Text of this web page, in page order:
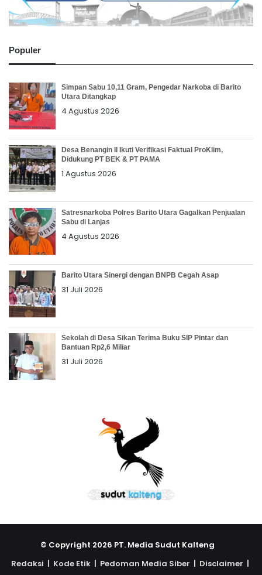
Populer
Simpan Sabu 10,11 Gram, Pengedar Narkoba di Barito
Utara Ditangkap
4 Agustus 2026
Desa Benangin II Ikuti Verifikasi Faktual ProKlim,
Didukung PT BEK & PT PAMA
1 Agustus 2026
Satresnarkoba Polres Barito Utara Gagalkan Penjualan
Sabu di Lanjas
4 Agustus 2026
Barito Utara Sinergi dengan BNPB Cegah Asap
31 Juli 2026
Sekolah di Desa Sikan Terima Buku SIP Pintar dan
Bantuan Rp2,6 Miliar
31 Juli 2026
© Copyright 2026 PT. Media Sudut Kalteng
Redaksi | Kode Etik | Pedoman Media Siber | Disclaimer |